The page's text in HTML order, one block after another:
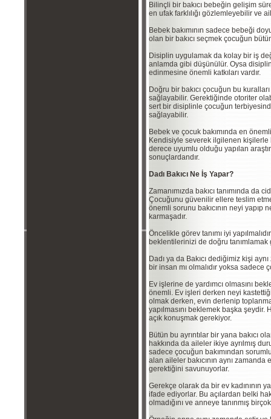
Bilinçli bir bakıcı bebeğin gelişim
en ufak farklılığı gözlemleyebilir ve
Bebek bakımının sadece bebeği
olan bir bakıcı seçmek çocuğun
Disiplin uygulamak da kolay bir iş
anlamda gibi düşünülür. Oysa
edinmesine önemli katkıları vardır.
Doğru bir bakıcı çocuğun bu
sağlayabilir. Gerektiğinde otoriter
sert bir disiplinle çocuğun
sağlayabilir.
Bebek ve çocuk bakımında en
Kendisiyle severek ilgilenen
derece uyumlu olduğu yapılan
sonuçlardandır.
Dadı Bakıcı Ne İş Yapar?
Zamanımızda bakıcı tanımında da
Çocuğunu güvenilir ellere teslim
önemli sorunu bakıcının neyi yapıp
karmaşadır.
Öncelikle görev tanımı iyi
beklentilerinizi de doğru tanımlamak
Dadı ya da Bakıcı dediğimiz kişi
bir insan mı olmalıdır yoksa sadece
Ev işlerine de yardımcı olmasını
önemli. Ev işleri derken neyi
olmak derken, evin derlenip
yapılmasını beklemek başka
açık konuşmak gerekiyor.
Bütün bu ayrıntılar bir yana bakıcı
hakkında da aileler ikiye ayrılmış
sadece çocuğun bakımından
alan aileler bakıcının aynı
gerektiğini savunuyorlar.
Gerekçe olarak da bir ev kadınının
ifade ediyorlar. Bu açılardan belki
olmadığını ve anneye tanınmış